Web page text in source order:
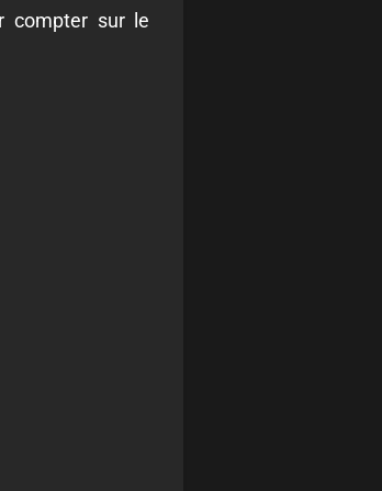
compter sur le